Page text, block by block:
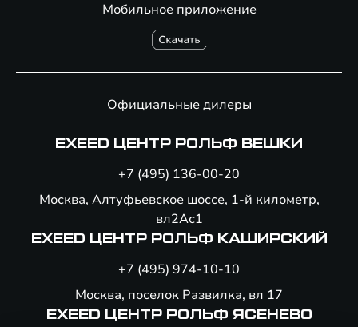
Мобильное приложение
Официальные дилеры
EXEED ЦЕНТР РОЛЬФ ВЕШКИ
+7 (495) 136-00-20
Москва, Алтуфьевское шоссе, 1-й километр,
вл2Ас1
EXEED ЦЕНТР РОЛЬФ КАШИРСКИЙ
+7 (495) 974-10-10
Москва, поселок Развилка, вл 17
EXEED ЦЕНТР РОЛЬФ ЯСЕНЕВО